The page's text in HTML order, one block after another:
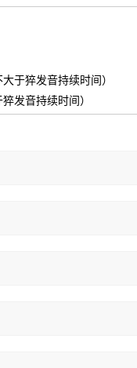
于猝发音持续时间）
发音持续时间）